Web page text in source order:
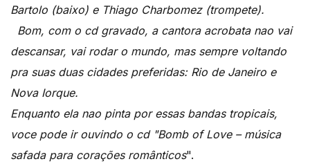
Bartolo (baixo) e Thiago Charbomez (trompete).
Bom, com o cd gravado, a cantora acrobata nao vai
descansar, vai rodar o mundo, mas sempre voltando
pra suas duas cidades preferidas: Rio de Janeiro e
Nova Iorque.
Enquanto ela nao pinta por essas bandas tropicais,
voce pode ir ouvindo o cd "Bomb of Love – música
safada para corações românticos".